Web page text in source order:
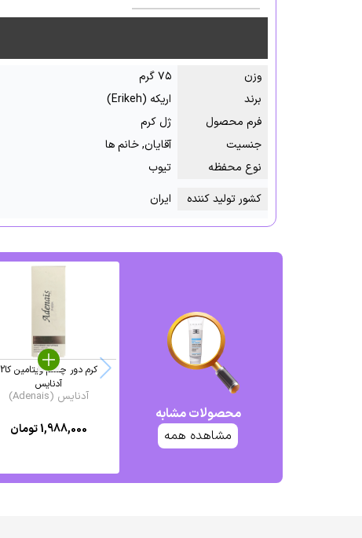
وزن ۷۵ گرم
برند
اریکه (Erikeh)
فرم محصول
ژل کرم
جنسیت
آقایان, خانم ها
نوع محفظه
تیوب
کشور تولید کننده
ایران
محصولات مشابه
مشاهده همه
کرم دور چشم ویتامین کا2
آدنایس
آدنایس (Adenais)
1,988,000تومان